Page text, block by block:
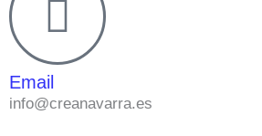
Email
info@creanavarra.es